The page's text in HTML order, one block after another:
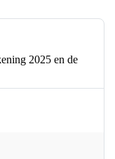
2025 en de